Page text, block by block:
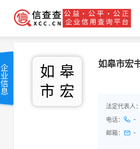
如 皋
市 宏
如皋市宏
法定代表人
电话：
-
邮箱： -
企业信息